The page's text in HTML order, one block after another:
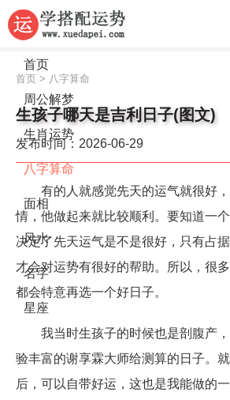
首页
周公解梦
生肖运势
八字算命
面相
风水
名字
星座
首页 > 八字算命
生孩子哪天是吉利日子(图文)
发布时间：2026-06-29
有的人就感觉先天的运气就很好，
情，他做起来就比较顺利。要知道一
决定了先天运气是不是很好，只有占
才会对运势有很好的帮助。所以，很
都会特意再选一个好日子。
我当时生孩子的时候也是剖腹产，
验丰富的谢享霖大师给测算的日子。
后，可以自带好运，这也是我能做的